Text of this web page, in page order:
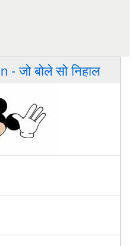
जो बोले सो निहाल